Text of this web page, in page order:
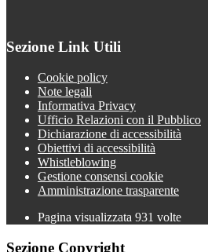
Sezione Link Utili
Cookie policy
Note legali
Informativa Privacy
Ufficio Relazioni con il Pubblico
Dichiarazione di accessibilità
Obiettivi di accessibilità
Whistleblowing
Gestione consensi cookie
Amministrazione trasparente
Pagina visualizzata 931 volte
Sezione Copyright